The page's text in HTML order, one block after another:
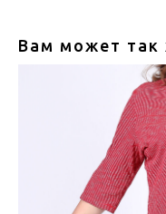
Вам может так